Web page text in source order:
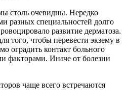
столь очевидны. Нередко
разных специальностей долго
развитие дерматоза.
того, чтобы перевести экзему в
оградить контакт больного
факторами. Иначе от болезни
чаще всего встречаются